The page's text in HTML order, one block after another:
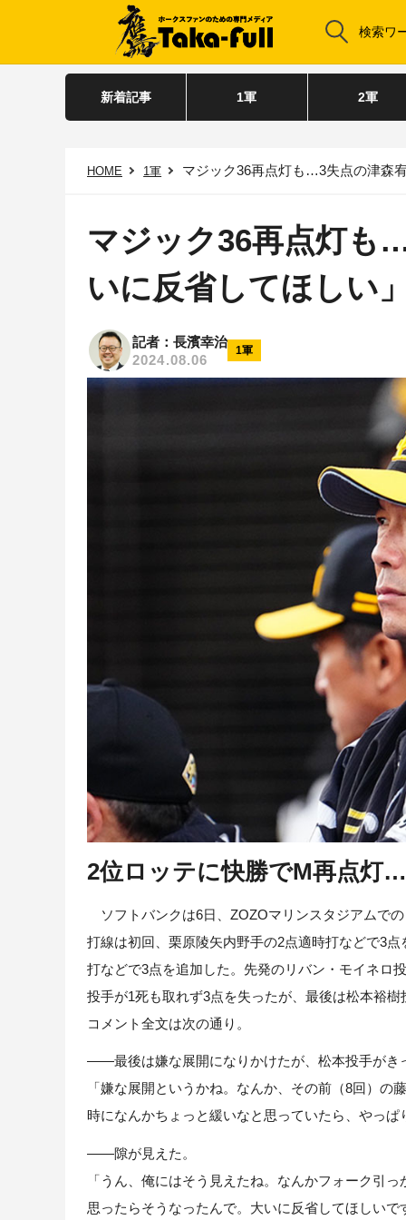
新着記事 1軍 2軍
HOME 1軍 マジック36再点灯も…3失点の津森
マジック36再点灯も
いに反省してほしい
記者：長濱幸治
2024.08.06
1軍
2位ロッテに快勝でM再点灯
ソフトバンクは6日、ZOZOマリンスタジアムで
打線は初回、栗原陵矢内野手の2点適時打などで3
打などで3点を追加した。先発のリバン・モイネロ
投手が1死も取れず3点を失ったが、最後は松本裕
コメント全文は次の通り。
――最後は嫌な展開になりかけたが、松本投手がき
「嫌な展開というかね。なんか、その前（8回）
時になんかちょっと緩いなと思っていたら、やっ
――隙が見えた。
「うん、俺にはそう見えたね。なんかフォーク引
思ったらそうなったんで。大いに反省してほしいで